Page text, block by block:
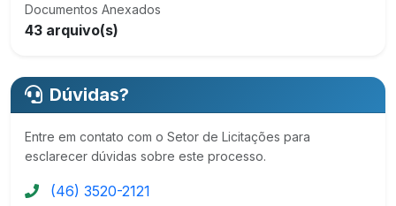
Documentos Anexados
43 arquivo(s)
Dúvidas?
Entre em contato com o Setor de Licitações para
esclarecer dúvidas sobre este processo.
(46) 3520-2121